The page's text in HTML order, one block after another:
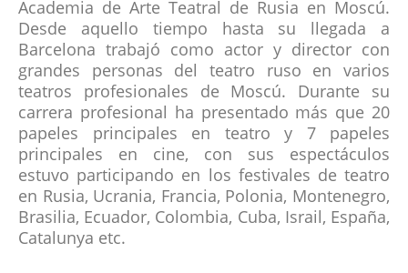
Academia de Arte Teatral de Rusia en Moscú.
Desde aquello tiempo hasta su llegada a
Barcelona trabajó como actor y director con
grandes personas del teatro ruso en varios
teatros profesionales de Moscú. Durante su
carrera profesional ha presentado más que 20
papeles principales en teatro y 7 papeles
principales en cine, con sus espectáculos
estuvo participando en los festivales de teatro
en Rusia, Ucrania, Francia, Polonia, Montenegro,
Brasilia, Ecuador, Colombia, Cuba, Israil, España,
Catalunya etc.